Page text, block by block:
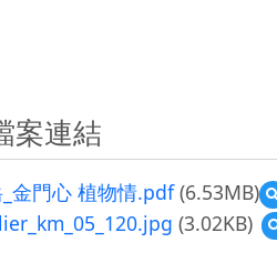
案連結
金門心 植物情.pdf(6.53MB)
(3.02KB)